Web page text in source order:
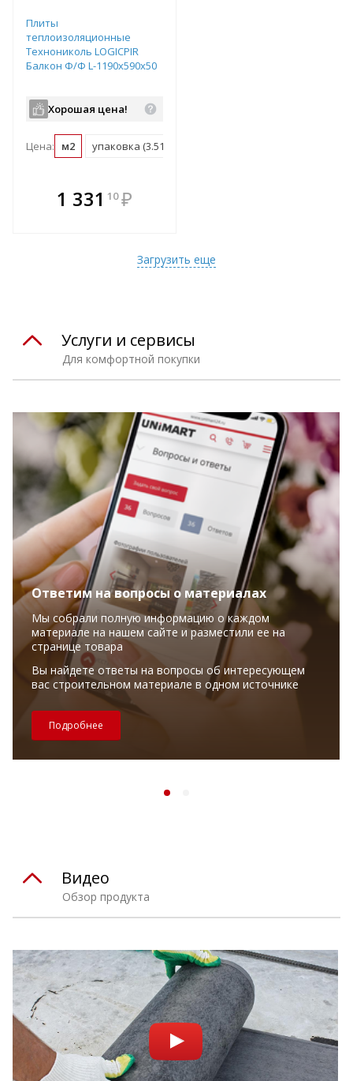
Плиты
теплоизоляционные
Технониколь LOGICPIR
Балкон Ф/Ф L-1190х590х50
Хорошая цена!
Цена: м2 упаковка (3.51 м2)
1 331 10 ₽
Загрузить еще
Для комфортной покупки
Услуги и сервисы
Ответим на вопросы о материалах
Мы собрали полную информацию о каждом
материале на нашем сайте и разместили ее на
странице товара
Вы найдете ответы на вопросы об интересующем
вас строительном материале в одном источнике
Подробнее
Обзор продукта
Видео